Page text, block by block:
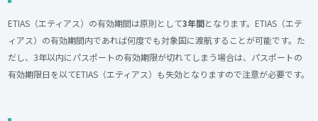
ETIAS（エティアス）の有効期間は原則として3年間となります。ETIAS（エテ
ィアス）の有効期間内であれば何度でも対象国に渡航することが可能です。た
だし、3年以内にパスポートの有効期限が切れてしまう場合は、パスポートの
有効期限日を以てETIAS（エティアス）も失効となりますので注意が必要です。